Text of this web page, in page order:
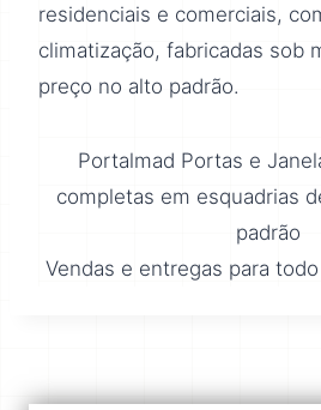
residenciais e comerciais,
climatização, fabricadas sob
preço no alto padrão.
Portalmad Portas e
completas em esquadrias
padrão
Vendas e entregas para